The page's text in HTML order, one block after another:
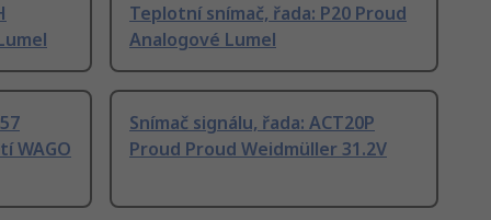
Teplotní snímač, řada: P20 Proud
Analogové Lumel
WAGO
Snímač signálu, řada: ACT20P
Proud Proud Weidmüller 31.2V